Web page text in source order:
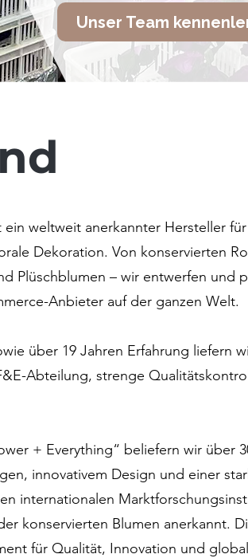
Unser Team
weltweit anerkannter Hersteller
Dekoration. Von konservierten
Plüschblumen – wir entwerfen und
Anbieter auf der ganzen Welt.
über 19 Jahren Erfahrung liefern
Abteilung, strenge
+ Everything“ beliefern wir über
innovativem Design und einer
internationalen
konservierten Blumen anerkannt.
für Qualität, Innovation und